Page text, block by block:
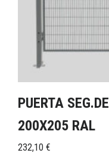
PUERTA
200X205 RAL
232,10 €